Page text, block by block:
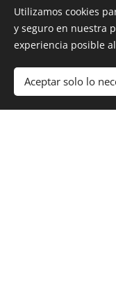
Utilizamos cookies
y seguro en nuestra
experiencia posible
Aceptar solo lo